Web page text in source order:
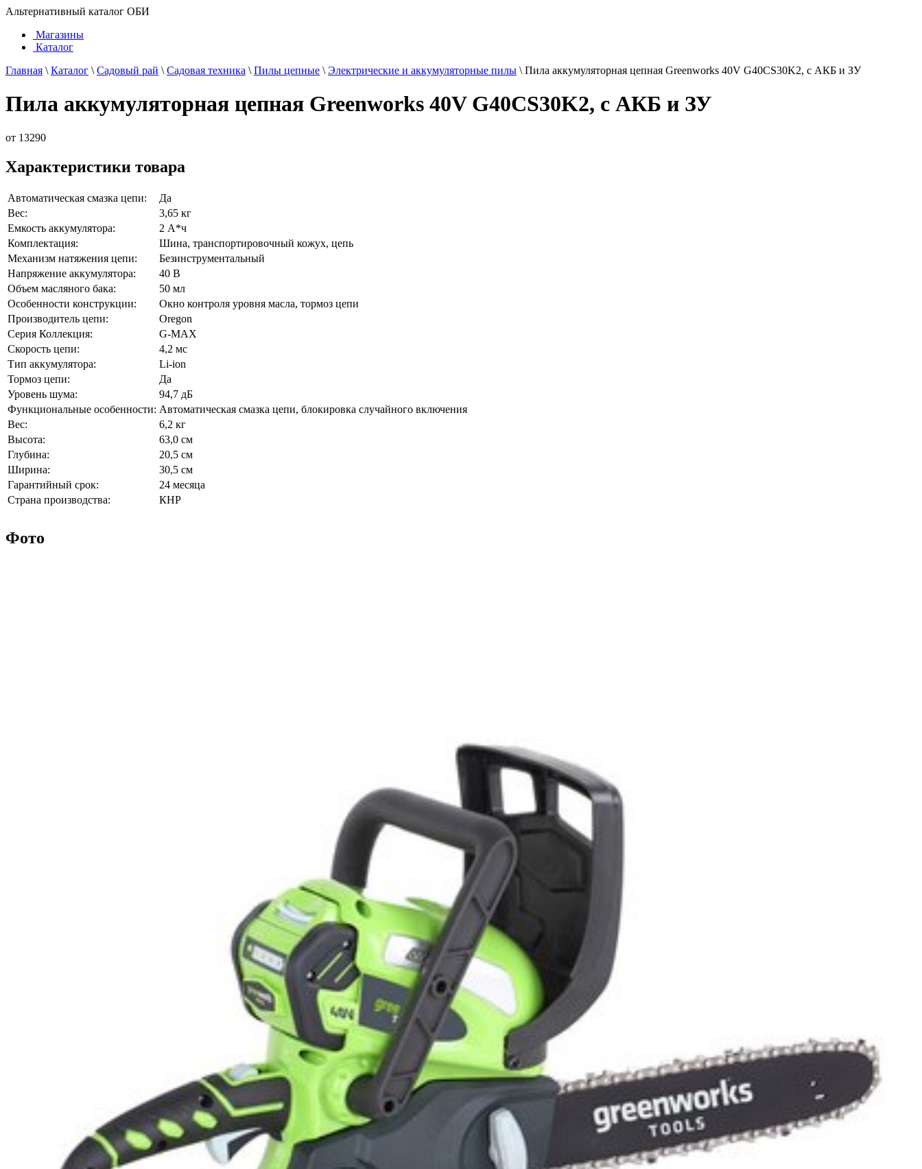
Альтернативный каталог ОБИ
Магазины
Каталог
Главная \ Каталог \ Садовый рай \ Садовая техника \ Пилы цепные \ Электрические и аккумуляторные пилы \ Пила аккумуляторная цепная Greenworks 40V G40CS30K2, с АКБ и ЗУ
Пила аккумуляторная цепная Greenworks 40V G40CS30K2, с АКБ и ЗУ
от 13290
Характеристики товара
Автоматическая смазка цепи:
Да
Вес:
3,65 кг
Емкость аккумулятора:
2 А*ч
Комплектация:
Шина, транспортировочный кожух, цепь
Механизм натяжения цепи:
Безинструментальный
Напряжение аккумулятора:
40 В
Объем масляного бака:
50 мл
Особенности конструкции:
Окно контроля уровня масла, тормоз цепи
Производитель цепи:
Oregon
Серия Коллекция:
G-MAX
Скорость цепи:
4,2 мс
Тип аккумулятора:
Li-ion
Тормоз цепи:
Да
Уровень шума:
94,7 дБ
Функциональные особенности: Автоматическая смазка цепи, блокировка случайного включения
Вес:
6,2 кг
Высота:
63,0 см
Глубина:
20,5 см
Ширина:
30,5 см
Гарантийный срок:
24 месяца
Страна производства:
КНР
Фото